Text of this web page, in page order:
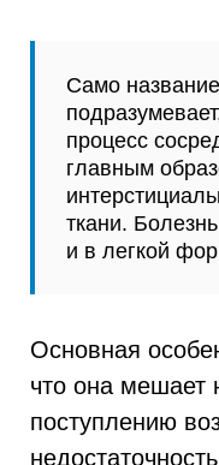
Само
процесс
главным
ткани.
и в легкой
Основная
что она мешает
поступлению